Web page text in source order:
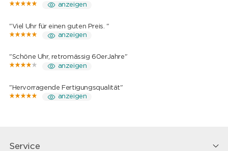
anzeigen
"Viel Uhr für einen guten Preis. "
anzeigen
"Schöne Uhr, retromässig 60erJahre"
anzeigen
"Hervorragende Fertigungsqualität"
anzeigen
Service